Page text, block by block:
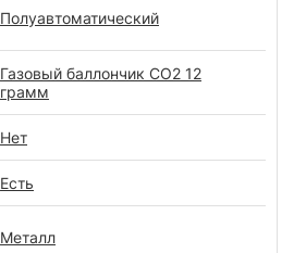
Полуавтоматический
Газовый баллончик CO2 12
грамм
Нет
Есть
Металл